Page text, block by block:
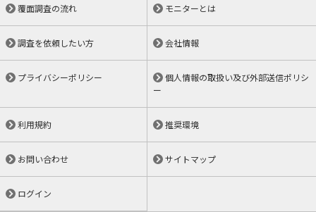
覆面調査の流れ モニターとは
調査を依頼したい方 会社情報
プライバシーポリシー
個人情報の取扱い及び外部送信ポリシ
ー
利用規約 推奨環境
お問い合わせ サイトマップ
ログイン